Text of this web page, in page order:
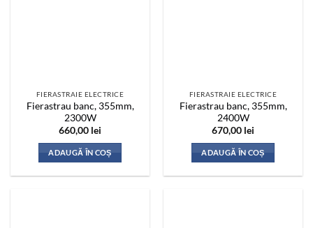
FIERASTRAIE ELECTRICE
Fierastrau banc, 355mm,
2300W
660,00 lei
ADAUGĂ ÎN COȘ
FIERASTRAIE ELECTRICE
Fierastrau banc, 355mm,
2400W
670,00 lei
ADAUGĂ ÎN COȘ